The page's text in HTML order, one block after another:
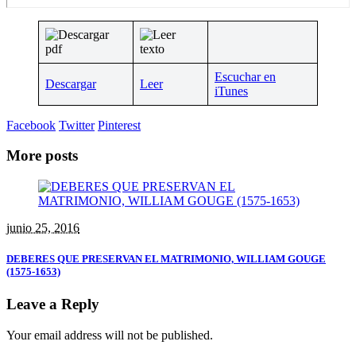
Descargar Leer
Escuchar en
iTunes
Facebook Twitter Pinterest
More posts
junio 25, 2016
DEBERES QUE PRESERVAN EL MATRIMONIO, WILLIAM GOUGE
(1575-1653)
Leave a Reply
Your email address will not be published.